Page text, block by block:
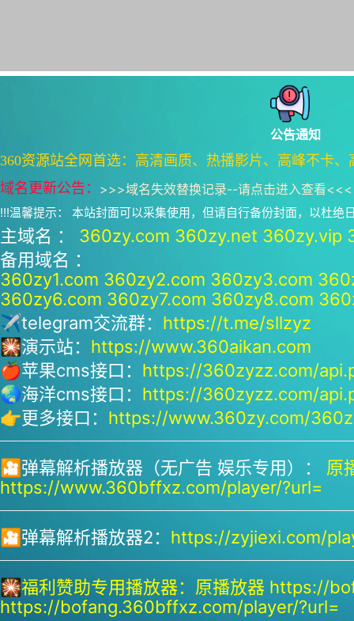
公告通知
360资源站全网首选：高清画质、热播影片、高峰不卡
域名更新公告： >>>域名失效替换记录--请点击进入查看<<<
!!!温馨提示： 本站封面可以采集使用，但请自行备份封面，以杜绝
主域名 ： 360zy.com 360zy.net 360zy.vip
备用域名 ：
360zy1.com 360zy2.com 360zy3.com
360zy6.com 360zy7.com 360zy8.com
✈telegram交流群： https://t.me/sllzyz
🎇演示站： https://www.360aikan.com
🍎苹果cms接口： https://360zyzz.com/
🌏海洋cms接口： https://360zyzz.com/
👉更多接口： https://www.360zy.com/
🎦弹幕解析播放器（无广告 娱乐专用）： 原
https://www.360bffxz.com/player/?url=
🎦弹幕解析播放器2： https://zyjiexi.com/
🎇福利赞助专用播放器： 原播放器 https://
https://bofang.360bffxz.com/player/?url=